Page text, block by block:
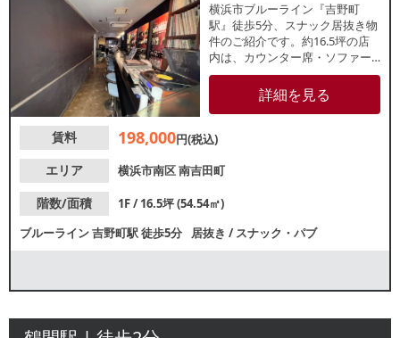
横浜市ブルーライン『吉野町
駅』徒歩5分、スナック居抜き物
件のご紹介です。約16.5坪の店
内は、カウンター席・ソファー
席のレイアウト。バーや喫茶店
などをお考えの方におすすめで
す。周辺はマンションが多く、
待できます。
詳細を見る
賃料 198,000円(税込)
エリア
横浜市南区南吉田町
階数/面積
1F / 16.5坪 (54.54㎡)
ブルーライン吉野町駅徒歩5分 居抜き /スナック・パブ